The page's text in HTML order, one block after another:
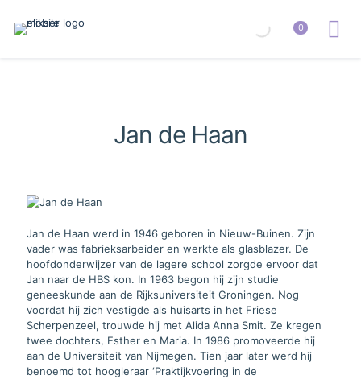
0
Jan de Haan
Jan de Haan werd in 1946 geboren in Nieuw-Buinen. Zijn
vader was fabrieksarbeider en werkte als glasblazer. De
hoofdonderwijzer van de lagere school zorgde ervoor dat
Jan naar de HBS kon. In 1963 begon hij zijn studie
geneeskunde aan de Rijksuniversiteit Groningen. Nog
voordat hij zich vestigde als huisarts in het Friese
Scherpenzeel, trouwde hij met Alida Anna Smit. Ze kregen
twee dochters, Esther en Maria. In 1986 promoveerde hij
aan de Universiteit van Nijmegen. Tien jaar later werd hij
benoemd tot hoogleraar ‘Praktijkvoering in de